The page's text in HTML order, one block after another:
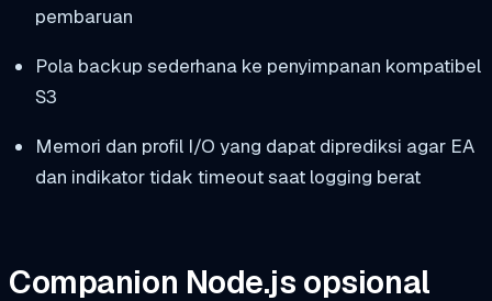
pembaruan
Pola backup sederhana ke penyimpanan kompatibel
S3
Memori dan profil I/O yang dapat diprediksi agar EA
dan indikator tidak timeout saat logging berat
Companion Node.js opsional